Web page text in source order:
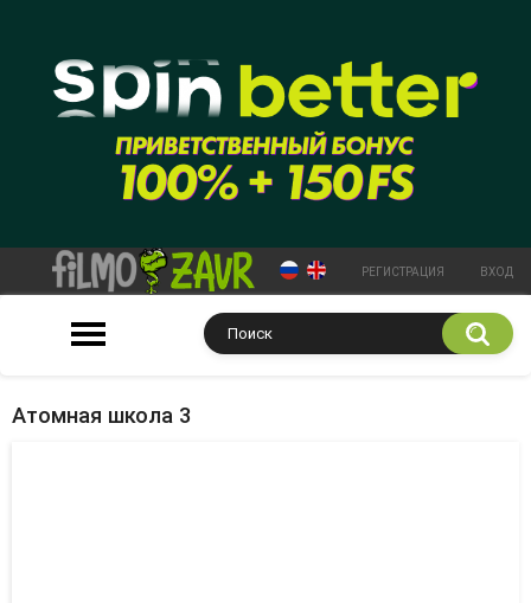
РЕГИСТРАЦИЯ ВХОД
Атомная школа 3